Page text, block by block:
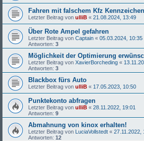
Fahren mit falschem Kfz Kennzeichen
Letzter Beitrag von ulliB « 21.08.2024, 13:49
Über Rote Ampel gefahren
Letzter Beitrag von Captain « 05.03.2024, 10:35
Antworten: 3
Möglichkeit der Optimierung
Letzter Beitrag von XavierBorcheding «
Antworten: 3
Blackbox fürs Auto
Letzter Beitrag von ulliB « 17.05.2023, 10:50
Punktekonto abfragen
Letzter Beitrag von ulliB « 28.11.2022, 19:01
Antworten: 9
Abmahnung von kinox erhalten!
Letzter Beitrag von LuciaVollstedt « 27.11.2022,
Antworten: 12